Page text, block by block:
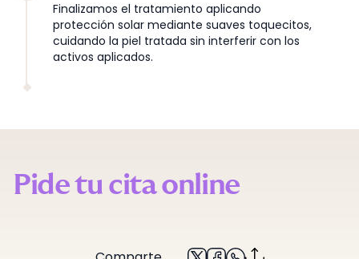
Finalizamos el tratamiento aplicando
protección solar mediante suaves toquecitos,
cuidando la piel tratada sin interferir con los
activos aplicados.
Pide tu cita online